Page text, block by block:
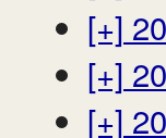
[+]
[+]
[+]